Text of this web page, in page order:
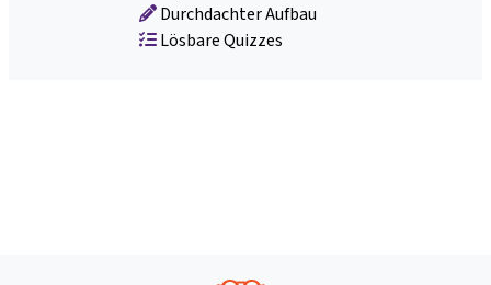
Durchdachter Aufbau
Lösbare Quizzes